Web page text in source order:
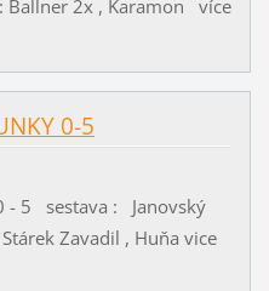
Ballner 2x , Karamon více
0-5
0 - 5 sestava : Janovský
Zavadil , Huňa vice